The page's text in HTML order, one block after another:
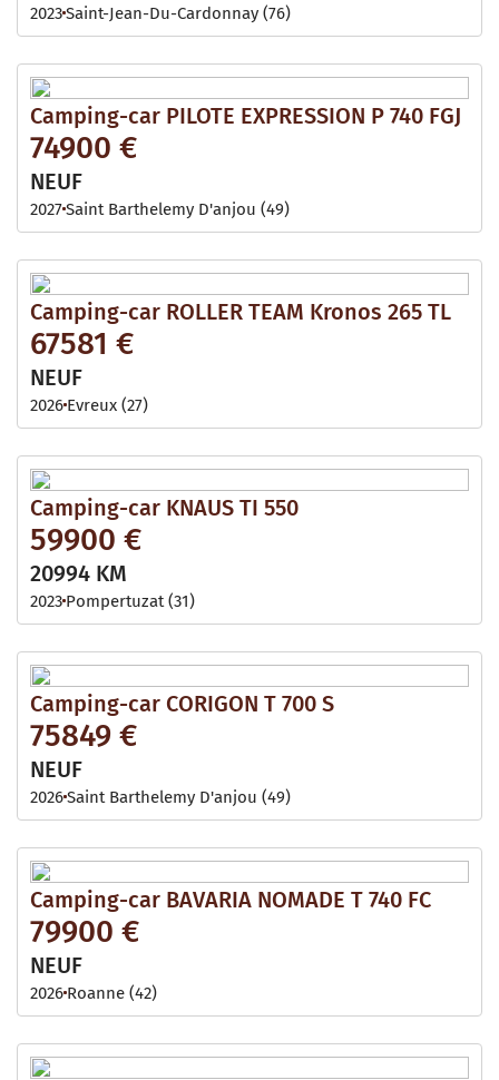
2023Saint-Jean-Du-Cardonnay (76)
Camping-car PILOTE EXPRESSION P 740 FGJ
74900 €
NEUF
2027Saint Barthelemy D'anjou (49)
Camping-car ROLLER TEAM Kronos 265 TL
67581 €
NEUF
2026 Evreux (27)
Camping-car KNAUS TI 550
59900 €
20994 KM
2023 Pompertuzat (31)
Camping-car CORIGON T 700 S
75849 €
NEUF
2026Saint Barthelemy D'anjou (49)
Camping-car BAVARIA NOMADE T 740 FC
79900 €
NEUF
2026 Roanne (42)